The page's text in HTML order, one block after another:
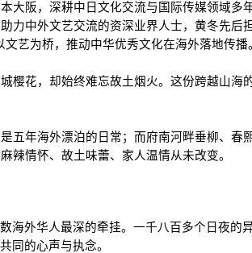
阪，深耕中日文化交流与国际传媒领域多
中外文艺交流的资深业界人士，黄冬先
艺为桥，推动中华优秀文化在海外落地传播
花，却始终难忘故土烟火。这份跨越山
年海外漂泊的日常；而府南河畔垂柳、
辣情怀、故土味蕾、家人温情从未改变。
外华人最深的牵挂。一千八百多个日夜
同的心声与执念。